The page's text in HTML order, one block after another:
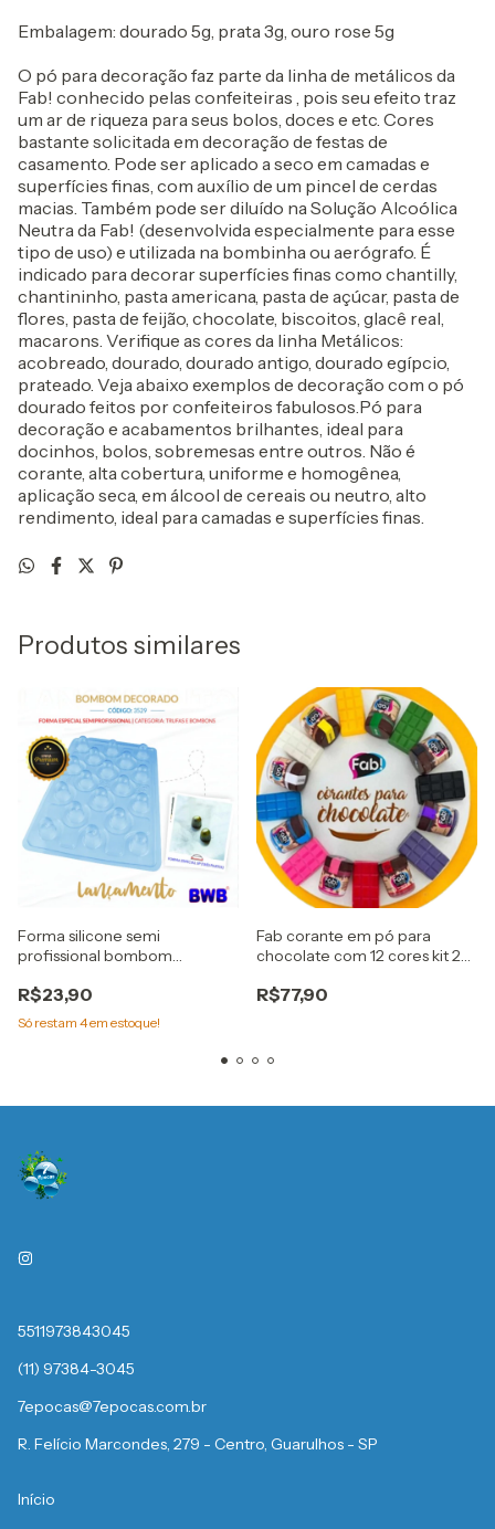
Embalagem: dourado 5g, prata 3g, ouro rose 5g
O pó para decoração faz parte da linha de metálicos da
Fab! conhecido pelas confeiteiras , pois seu efeito traz
um ar de riqueza para seus bolos, doces e etc. Cores
bastante solicitada em decoração de festas de
casamento. Pode ser aplicado a seco em camadas e
superfícies finas, com auxílio de um pincel de cerdas
macias. Também pode ser diluído na Solução Alcoólica
Neutra da Fab! (desenvolvida especialmente para esse
tipo de uso) e utilizada na bombinha ou aerógrafo. É
indicado para decorar superfícies finas como chantilly,
chantininho, pasta americana, pasta de açúcar, pasta de
flores, pasta de feijão, chocolate, biscoitos, glacê real,
macarons. Verifique as cores da linha Metálicos:
acobreado, dourado, dourado antigo, dourado egípcio,
prateado. Veja abaixo exemplos de decoração com o pó
dourado feitos por confeiteiros fabulosos.Pó para
decoração e acabamentos brilhantes, ideal para
docinhos, bolos, sobremesas entre outros. Não é
corante, alta cobertura, uniforme e homogênea,
aplicação seca, em álcool de cereais ou neutro, alto
rendimento, ideal para camadas e superfícies finas.
Produtos similares
Forma silicone semi
profissional bombom
R$23,90
Só restam 4em estoque!
Fab corante em pó para
chocolate com 12 cores kit 2
R$77,90
5511973843045
(11) 97384-3045
7epocas@7epocas.com.br
R. Felício Marcondes, 279 - Centro, Guarulhos - SP
Início